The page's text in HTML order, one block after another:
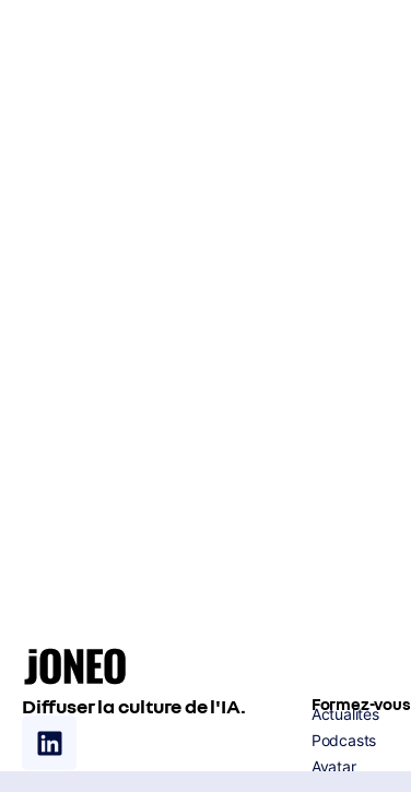
Diffuser la culture de l'IA. Formez-vous
Actualités
Podcasts
Avatar